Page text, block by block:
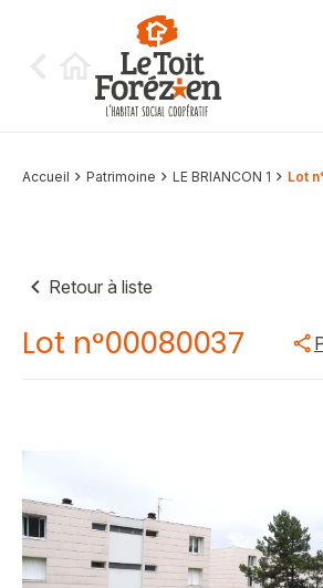
Accueil Patrimoine LE BRIANCON 1 Lot
Retour à liste
Lot n°00080037